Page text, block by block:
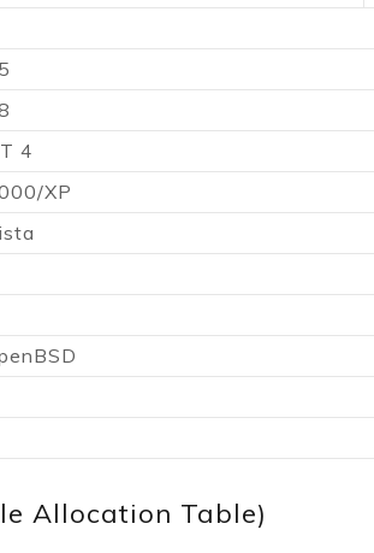
4
XP
Allocation Table)